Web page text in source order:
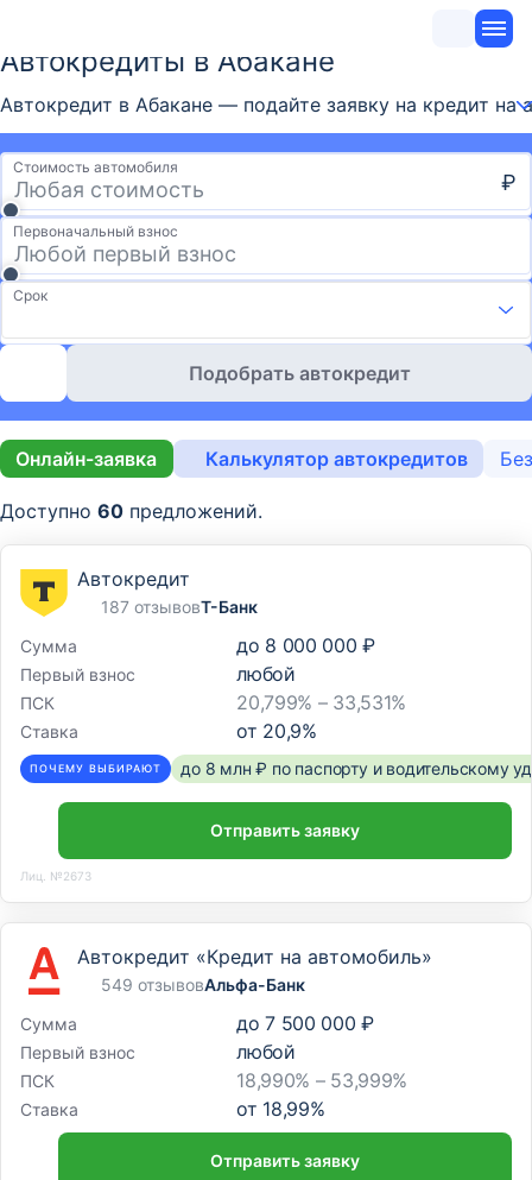
Автокредиты в Абакане
Автокредит в Абакане — подайте заявку на кредит
Стоимость автомобиля
₽
Первоначальный взнос
Срок
Подобрать автокредит
Онлайн-заявка Калькулятор автокредитов
Доступно 60 предложений.
Автокредит
187 отзывовТ-Банк
Сумма
до 8 000 000 ₽
Первый взнос любой
ПСК 20,799% – 33,531%
Ставка от 20,9%
ПОЧЕМУ ВЫБИРАЮТ до 8 млн ₽ по паспорту и водительскому
Отправить заявку
Лиц. №2673
Автокредит «Кредит на автомобиль»
549 отзывовАльфа-Банк
Сумма
до 7 500 000 ₽
Первый взнос любой
ПСК 18,990% – 53,999%
Ставка от 18,99%
Отправить заявку